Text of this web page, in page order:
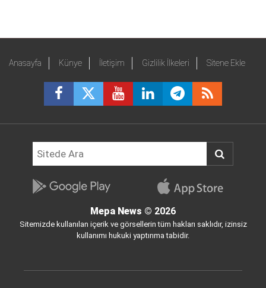
Anasayfa Künye İletişim Gizlilik İlkeleri Sitene Ekle
Mepa News © 2026
Sitemizde kullanılan içerik ve görsellerin tüm hakları saklıdır, izinsiz
kullanımı hukuki yaptırıma tabidir.